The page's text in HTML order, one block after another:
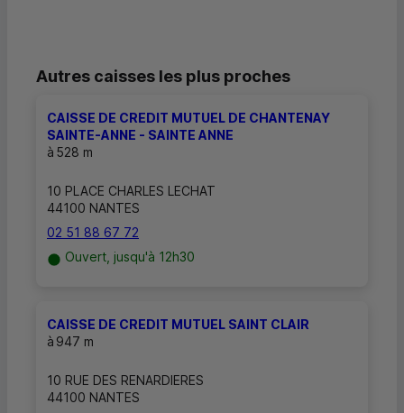
Autres caisses les plus proches
CAISSE DE CREDIT MUTUEL DE CHANTENAY
SAINTE-ANNE - SAINTE ANNE
à 528 m
10 PLACE CHARLES LECHAT
44100 NANTES
02 51 88 67 72
Ouvert, jusqu'à 12h30
CAISSE DE CREDIT MUTUEL SAINT CLAIR
à 947 m
10 RUE DES RENARDIERES
44100 NANTES